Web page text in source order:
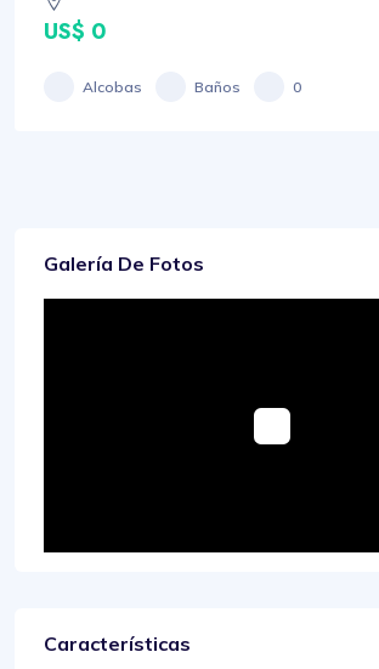
US$ 0
Alcobas Baños 0
Galería De Fotos
Características